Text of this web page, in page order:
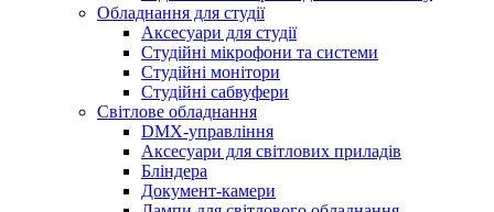
Обладнання для студії
Аксесуари для студії
Студійні мікрофони та системи
Студійні монітори
Студійні сабвуфери
Світлове обладнання
DMX-управління
Аксесуари для світлових приладів
Бліндера
Документ-камери